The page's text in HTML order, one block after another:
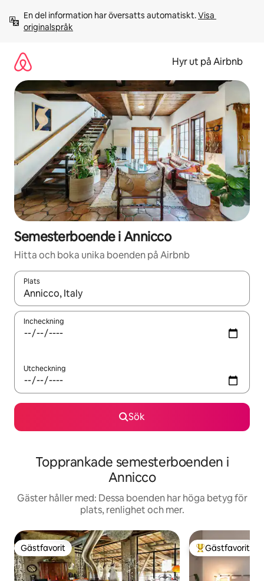
innehåll
En del information har översatts automatiskt. Visa
originalspråk
Hyr ut på Airbnb
Semesterboende i Annicco
Hitta och boka unika boenden på Airbnb
Plats
När resultaten är tillgängliga kan du navigera med upp- och
Incheckning
Utcheckning
Sök
Topprankade semesterboenden i
Annicco
Gäster håller med: Dessa boenden har höga betyg för
plats, renlighet och mer.
Gästfavorit
Gästfavorit Populär
Gästfavorit